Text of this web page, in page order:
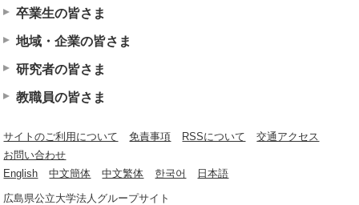
卒業生の皆さま
地域・企業の皆さま
研究者の皆さま
教職員の皆さま
サイトのご利用について 免責事項 RSSについて
交通アクセス
お問い合わせ
English
中文簡体 中文繁体 한국어 日本語
広島県公立大学法人グループサイト